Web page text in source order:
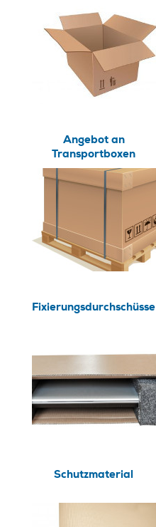
Angebot an
Transportboxen
Fixierungsdurchschüsse
Schutzmaterial